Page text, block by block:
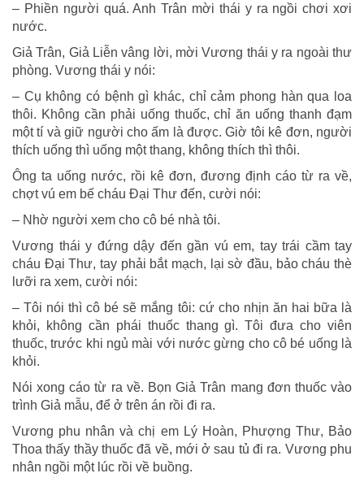
– Phiền người quá. Anh Trân mời thái y ra ngồi chơi xơi
nước.
Giả Trân, Giả Liễn vâng lời, mời Vương thái y ra ngoài thư
phòng. Vương thái y nói:
– Cụ không có bệnh gì khác, chỉ cảm phong hàn qua loa
thôi. Không cần phải uống thuốc, chỉ ăn uống thanh đạm
một tí và giữ người cho ấm là được. Giờ tôi kê đơn, người
thích uống thì uống một thang, không thích thì thôi.
Ông ta uống nước, rồi kê đơn, đương định cáo từ ra về,
chợt vú em bế cháu Đại Thư đến, cười nói:
– Nhờ người xem cho cô bé nhà tôi.
Vương thái y đứng dậy đến gần vú em, tay trái cầm tay
cháu Đại Thư, tay phải bắt mạch, lại sờ đầu, bảo cháu thè
lưỡi ra xem, cười nói:
– Tôi nói thì cô bé sẽ mắng tôi: cứ cho nhịn ăn hai bữa là
khỏi, không cần phái thuốc thang gì. Tôi đưa cho viên
thuốc, trước khi ngủ mài với nước gừng cho cô bé uống là
khỏi.
Nói xong cáo từ ra về. Bọn Giả Trân mang đơn thuốc vào
trình Giả mẫu, để ở trên án rồi đi ra.
Vương phu nhân và chị em Lý Hoàn, Phượng Thư, Bảo
Thoa thấy thầy thuốc đã về, mới ở sau tủ đi ra. Vương phu
nhân ngồi một lúc rồi về buồng.